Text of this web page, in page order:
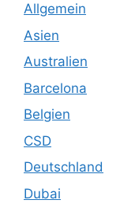
Allgemein
Asien
Australien
Barcelona
Belgien
CSD
Deutschland
Dubai